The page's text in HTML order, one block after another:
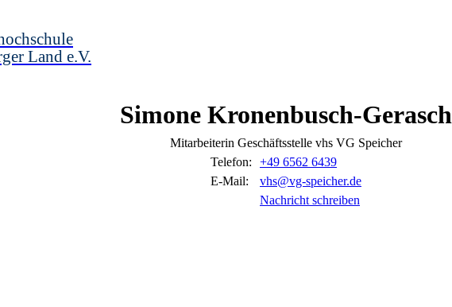
Land e.V.
Simone Kronenbusch-Gerasch
Mitarbeiterin Geschäftsstelle vhs VG Speicher
Telefon:
+49 6562 6439
E-Mail:
vhs@vg-speicher.de
Nachricht schreiben